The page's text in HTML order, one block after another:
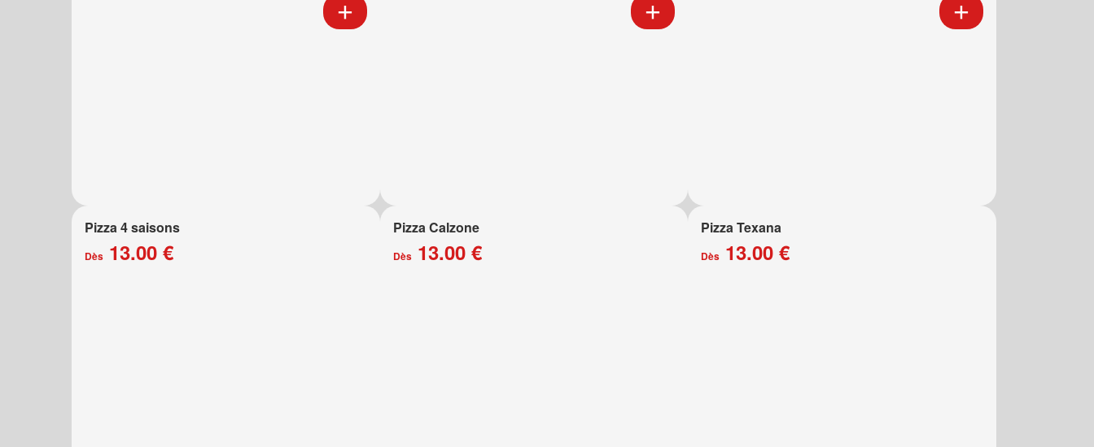
Pizza 4 saisons
Dès 13.00 €
Pizza Calzone
Dès13.00 €
Pizza Texana
Dès 13.00 €